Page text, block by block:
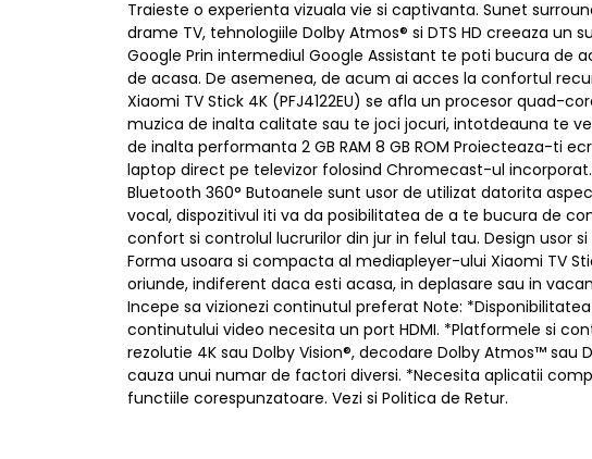
Traieste o experienta vizuala vie si captivanta. Sunet
drame TV, tehnologiile Dolby Atmos® si DTS HD creeaza
Google Prin intermediul Google Assistant te poti bucura
de acasa. De asemenea, de acum ai acces la confortul
Xiaomi TV Stick 4K (PFJ4122EU) se afla un procesor
muzica de inalta calitate sau te joci jocuri, intotdeauna te
de inalta performanta 2 GB RAM 8 GB ROM Proiecteaza-
laptop direct pe televizor folosind Chromecast-ul
Bluetooth 360° Butoanele sunt usor de utilizat datorita
vocal, dispozitivul iti va da posibilitatea de a te bucura de
confort si controlul lucrurilor din jur in felul tau. Design usor
Forma usoara si compacta al mediapleyer-ului Xiaomi TV
oriunde, indiferent daca esti acasa, in deplasare sau in
Incepe sa vizionezi continutul preferat Note:
continutului video necesita un port HDMI. *Platformele si
rezolutie 4K sau Dolby Vision®, decodare Dolby Atmos™
cauza unui numar de factori diversi. *Necesita aplicatii
functiile corespunzatoare. Vezi si Politica de Retur.